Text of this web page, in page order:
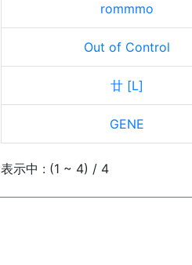
rommmo
Out of Control
廿 [L]
GENE
表示中 : (1 ~ 4) / 4